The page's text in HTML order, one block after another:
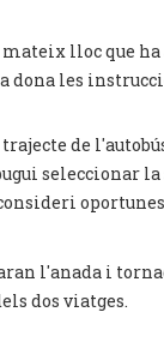
lloc que
dona les
de
seleccionar
l'anada i
dos viatges.